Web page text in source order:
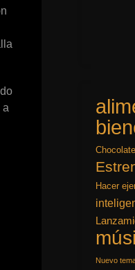
a
Chocolate
Hacer
Nuevo